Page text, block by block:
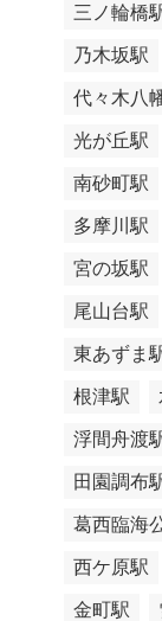
三ノ輪橋
乃木坂駅
代々木八
光が丘駅
南砂町駅
多摩川駅
宮の坂駅
尾山台駅
東あずま
根津駅
浮間舟渡
田園調布
葛西臨海
西ケ原駅
金町駅